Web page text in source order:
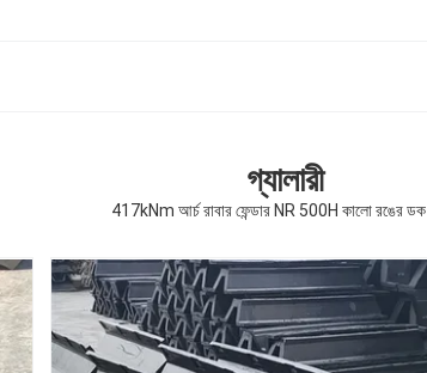
গ্যালারী
417kNm আর্চ রাবার ফেন্ডার NR 500H কালো রঙের ডক